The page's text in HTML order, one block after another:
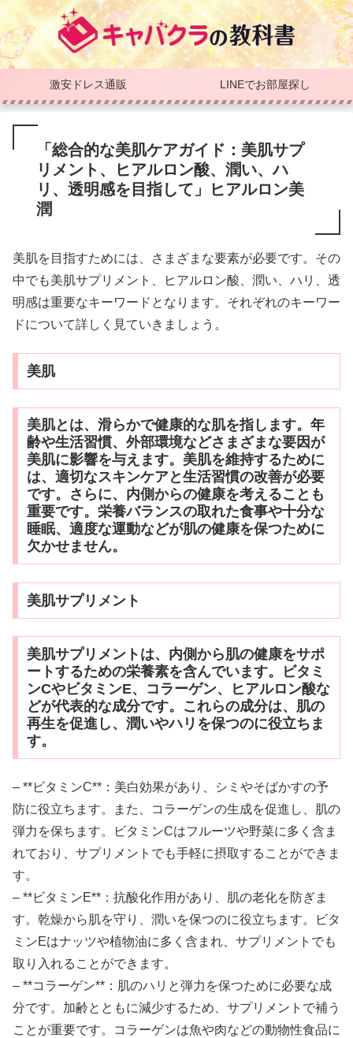
激安ドレス通販 LINEでお部屋探し
「総合的な美肌ケアガイド：美肌サプ
リメント、ヒアルロン酸、潤い、ハ
リ、透明感を目指して」ヒアルロン美
潤
美肌を目指すためには、さまざまな要素が必要です。その
中でも美肌サプリメント、ヒアルロン酸、潤い、ハリ、透
明感は重要なキーワードとなります。それぞれのキーワー
ドについて詳しく見ていきましょう。
美肌
美肌とは、滑らかで健康的な肌を指します。年
齢や生活習慣、外部環境などさまざまな要因が
美肌に影響を与えます。美肌を維持するために
は、適切なスキンケアと生活習慣の改善が必要
です。さらに、内側からの健康を考えることも
重要です。栄養バランスの取れた食事や十分な
睡眠、適度な運動などが肌の健康を保つために
欠かせません。
美肌サプリメント
美肌サプリメントは、内側から肌の健康をサポ
ートするための栄養素を含んでいます。ビタミ
ンCやビタミンE、コラーゲン、ヒアルロン酸な
どが代表的な成分です。これらの成分は、肌の
再生を促進し、潤いやハリを保つのに役立ちま
す。
– **ビタミンC**：美白効果があり、シミやそばかすの予
防に役立ちます。また、コラーゲンの生成を促進し、肌の
弾力を保ちます。ビタミンCはフルーツや野菜に多く含ま
れており、サプリメントでも手軽に摂取することができま
す。
– **ビタミンE**：抗酸化作用があり、肌の老化を防ぎま
す。乾燥から肌を守り、潤いを保つのに役立ちます。ビタ
ミンEはナッツや植物油に多く含まれ、サプリメントでも
取り入れることができます。
– **コラーゲン**：肌のハリと弾力を保つために必要な成
分です。加齢とともに減少するため、サプリメントで補う
ことが重要です。コラーゲンは魚や肉などの動物性食品に